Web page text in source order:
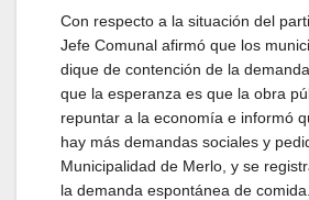
Con respecto a la situación del
Jefe Comunal afirmó que los
dique de contención de la
que la esperanza es que la obra
repuntar a la economía e informó
hay más demandas sociales y
Municipalidad de Merlo, y se
la demanda espontánea de comida.